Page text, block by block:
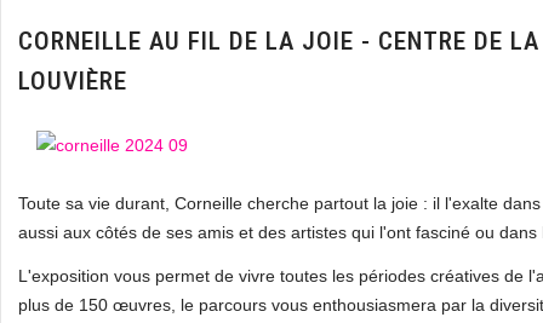
CORNEILLE AU FIL DE LA JOIE - CENTRE DE
LOUVIÈRE
Toute sa vie durant, Corneille cherche partout la joie : il l'exalte
aussi aux côtés de ses amis et des artistes qui l'ont fasciné ou
L'exposition vous permet de vivre toutes les périodes créatives de
plus de 150 œuvres, le parcours vous enthousiasmera par la